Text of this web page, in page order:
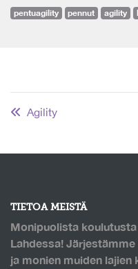
pentuagility pennut agility
Agility
TIETOA MEISTÄ
Monipuolista
Lahdessa!
ja monien muiden lajien